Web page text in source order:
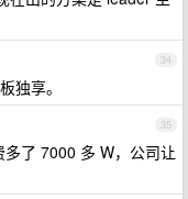
34
独享。
35
了 7000 多 W，公司让